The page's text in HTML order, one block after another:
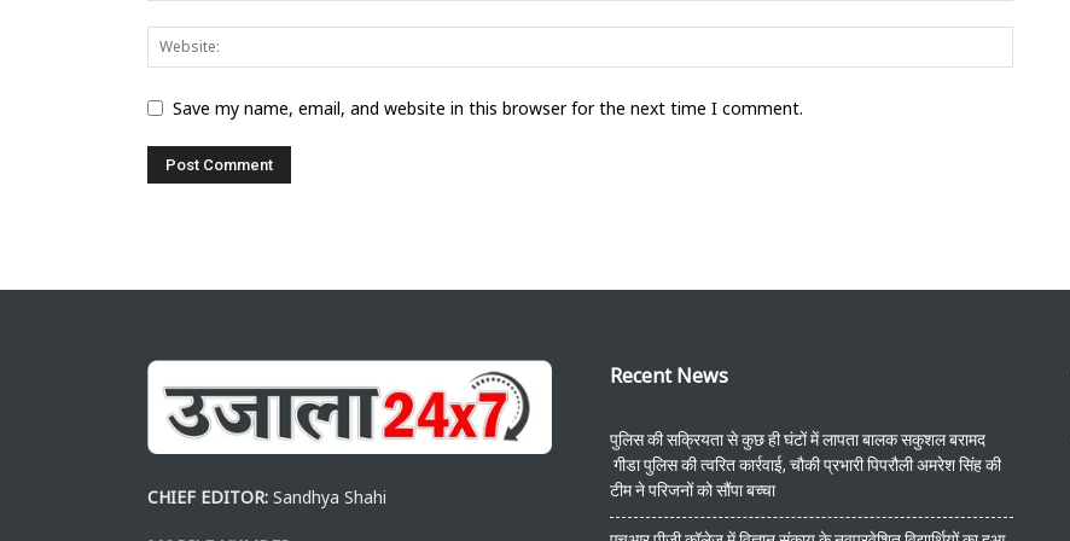
Save my name, email, and website in this browser for the next time I comment.
CHIEF EDITOR: Sandhya Shahi
Recent News
पुलिस की सक्रियता से कुछ ही घंटों में लापता बालक सकुशल बरामद
गीडा पुलिस की त्वरित कार्रवाई, चौकी प्रभारी पिपरौली अमरेश सिंह की
टीम ने परिजनों को सौंपा बच्चा